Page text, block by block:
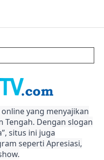
yang menyajikan
Dengan slogan
situs ini juga
seperti Apresiasi,